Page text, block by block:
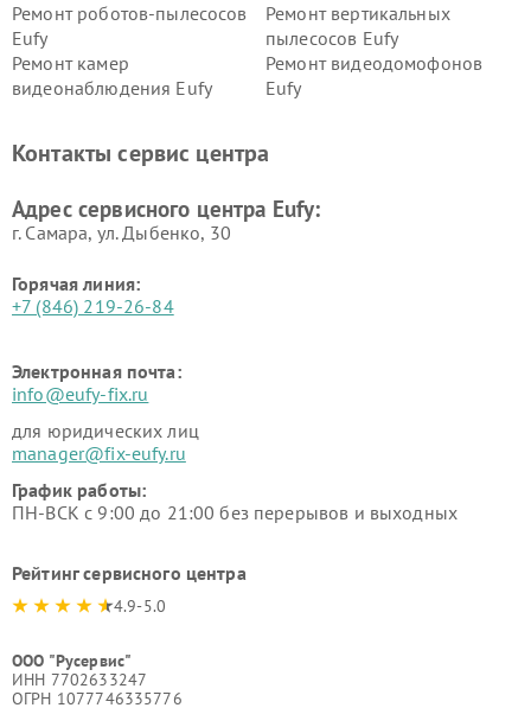
Ремонт роботов-пылесосов
Eufy
Ремонт вертикальных
пылесосов Eufy
Ремонт камер
видеонаблюдения Eufy
Ремонт видеодомофонов
Eufy
Контакты сервис центра
Адрес сервисного центра Eufy:
г. Самара, ул. Дыбенко, 30
Горячая линия:
+7 (846) 219-26-84
Электронная почта:
info@eufy-fix.ru
для юридических лиц
manager@fix-eufy.ru
График работы:
ПН-ВСК с 9:00 до 21:00 без перерывов и выходных
Рейтинг сервисного центра
4.9-5.0
ООО "Русервис"
ИНН 7702633247
ОГРН 1077746335776